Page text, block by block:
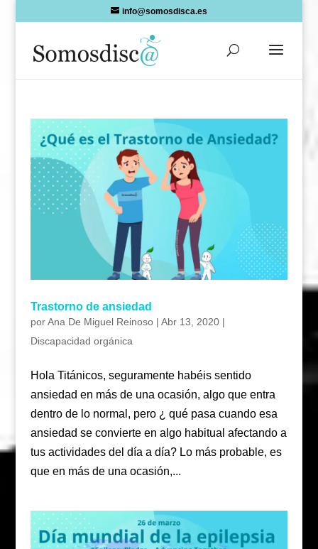
info@somosdisca.es
Trastorno de ansiedad
porAna De Miguel Reinoso| Abr 13, 2020|
Discapacidad orgánica
Hola Titánicos, seguramente habéis sentido
ansiedad en más de una ocasión, algo que entra
dentro de lo normal, pero ¿ qué pasa cuando esa
ansiedad se convierte en algo habitual afectando a
tus actividades del día a día? Lo más probable, es
que en más de una ocasión,...